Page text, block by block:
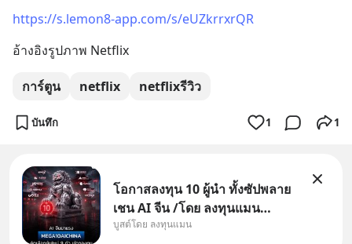
https://s.lemon8-app.com/s/eUZkrrxrQR
อ้างอิงรูปภาพ Netflix
การ์ตูน netflix netflixรีวิว
บันทึก 1 1
โอกาสลงทุน 10 ผู้นำ ทั้งซัปพลาย
เชน AI จีน /โดย ลงทุนแมน
✅ลงทุนตรง คัด 10 ผู้นำเน้น ๆ ใน
บูสต์โดย ลงทุนแมน